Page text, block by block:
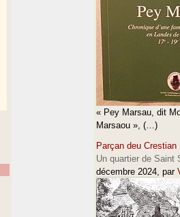
« Pey Marsau, dit
Marsaou », (…)
Parçan deu Crestian
Un quartier de Saint
décembre 2024, par